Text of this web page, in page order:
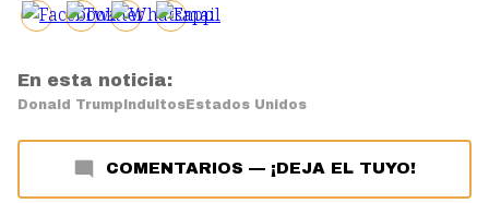
En esta noticia:
Donald TrumpIndultosEstados Unidos
COMENTARIOS — ¡DEJA EL TUYO!